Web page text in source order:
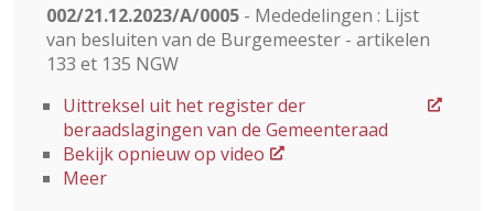
002/21.12.2023/A/0005 - Mededelingen : Lijst
van besluiten van de Burgemeester - artikelen
133 et 135 NGW
Uittreksel uit het register der
beraadslagingen van de Gemeenteraad
Bekijk opnieuw op video
Meer